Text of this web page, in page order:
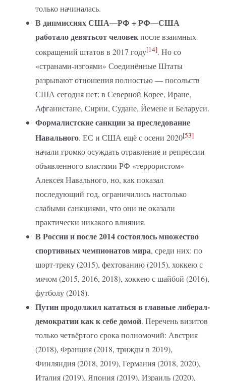
только начиналась.
В дипмиссиях США—РФ + РФ—США
работало девятьсот человекпосле взаимных
сокращений штатов в 2017 году[14]. Но со
«странами-изгоями» Соединённые Штаты
разрывают отношения полностью — посольств
США сегодня нет: в Северной Корее, Иране,
Афганистане, Сирии, Судане, Йемене и Беларуси.
Формалистские санкции за преследование
Навального. ЕС и США ещё с осени 2020[53]
начали громко осуждать отравление и репрессии
объявленного властями РФ «террористом»
Алексея Навального, но, как показал
последующий год, ограничились настолько
слабыми санкциями, что они не оказали
практически никакого влияния.
В России и после 2014 состоялось множество
спортивных чемпионатов мира, среди них: по
шорт-треку (2015), фехтованию (2015), хоккею с
мячом (2015, 2016, 2018), хоккею с шайбой (2016),
футболу (2018).
Путин продолжил кататься в главные либерал-
демократии как к себе домой. Перечень визитов
только четвёртого срока полномочий: Австрия
(2018), Франция (2018, трижды в 2019),
Финляндия (2018, 2019), Германия (2018, 2020),
Италия (2019), Япония (2019), Израиль (2020),